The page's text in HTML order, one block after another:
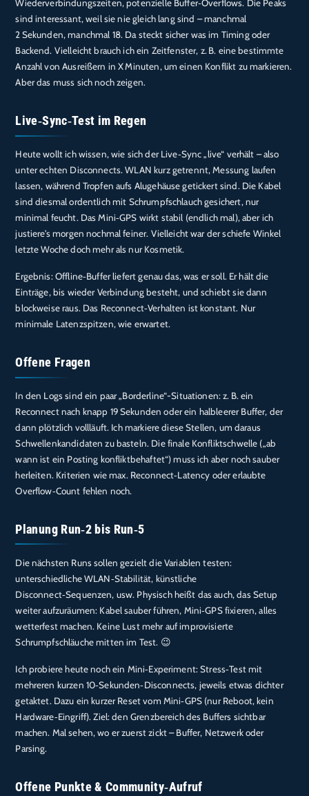
Wiederverbindungszeiten, potenzielle Buffer‑Overflows. Die Peaks
sind interessant, weil sie nie gleich lang sind – manchmal
2 Sekunden, manchmal 18. Da steckt sicher was im Timing oder
Backend. Vielleicht brauch ich ein Zeitfenster, z. B. eine bestimmte
Anzahl von Ausreißern in X Minuten, um einen Konflikt zu markieren.
Aber das muss sich noch zeigen.
Live‑Sync‑Test im Regen
Heute wollt ich wissen, wie sich der Live‑Sync „live“ verhält – also
unter echten Disconnects. WLAN kurz getrennt, Messung laufen
lassen, während Tropfen aufs Alugehäuse getickert sind. Die Kabel
sind diesmal ordentlich mit Schrumpfschlauch gesichert, nur
minimal feucht. Das Mini‑GPS wirkt stabil (endlich mal), aber ich
justiere’s morgen nochmal feiner. Vielleicht war der schiefe Winkel
letzte Woche doch mehr als nur Kosmetik.
Ergebnis: Offline‑Buffer liefert genau das, was er soll. Er hält die
Einträge, bis wieder Verbindung besteht, und schiebt sie dann
blockweise raus. Das Reconnect‑Verhalten ist konstant. Nur
minimale Latenzspitzen, wie erwartet.
Offene Fragen
In den Logs sind ein paar „Borderline“-Situationen: z. B. ein
Reconnect nach knapp 19 Sekunden oder ein halbleerer Buffer, der
dann plötzlich vollläuft. Ich markiere diese Stellen, um daraus
Schwellenkandidaten zu basteln. Die finale Konfliktschwelle („ab
wann ist ein Posting konfliktbehaftet“) muss ich aber noch sauber
herleiten. Kriterien wie max. Reconnect‑Latency oder erlaubte
Overflow‑Count fehlen noch.
Planung Run‑2 bis Run‑5
Die nächsten Runs sollen gezielt die Variablen testen:
unterschiedliche WLAN‑Stabilität, künstliche
Disconnect‑Sequenzen, usw. Physisch heißt das auch, das Setup
weiter aufzuräumen: Kabel sauber führen, Mini‑GPS fixieren, alles
wetterfest machen. Keine Lust mehr auf improvisierte
Schrumpfschläuche mitten im Test. 😉
Ich probiere heute noch ein Mini‑Experiment: Stress‑Test mit
mehreren kurzen 10‑Sekunden‑Disconnects, jeweils etwas dichter
getaktet. Dazu ein kurzer Reset vom Mini‑GPS (nur Reboot, kein
Hardware‑Eingriff). Ziel: den Grenzbereich des Buffers sichtbar
machen. Mal sehen, wo er zuerst zickt – Buffer, Netzwerk oder
Parsing.
Offene Punkte & Community‑Aufruf